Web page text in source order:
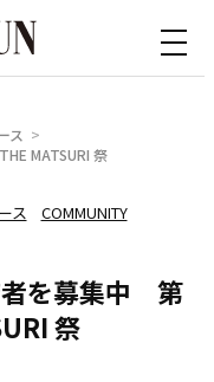
ス
MATSURI 祭
ス COMMUNITY
者を募集中 第
祭